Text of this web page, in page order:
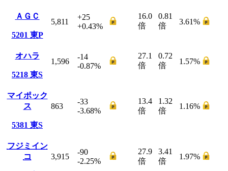
ＡＧＣ
5201 東P
5,811
+25
+0.43%
16.0
倍
0.81
倍
3.61%
オハラ
5218 東S
1,596
-14
-0.87%
27.1
倍
0.72
倍
1.57%
マイポック
ス
5381 東S
863
-33
-3.68%
13.4
倍
1.32
倍
1.16%
フジミイン
コ
3,915
-90
-2.25%
27.9
倍
3.41
倍
1.97%